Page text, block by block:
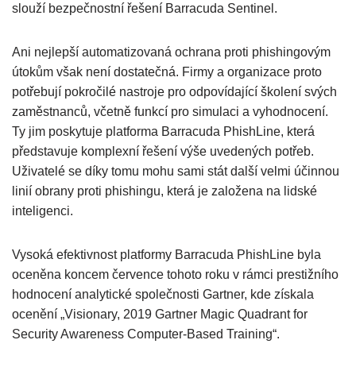
slouží bezpečnostní řešení Barracuda Sentinel.
Ani nejlepší automatizovaná ochrana proti phishingovým
útokům však není dostatečná. Firmy a organizace proto
potřebují pokročilé nastroje pro odpovídající školení svých
zaměstnanců, včetně funkcí pro simulaci a vyhodnocení.
Ty jim poskytuje platforma Barracuda PhishLine, která
představuje komplexní řešení výše uvedených potřeb.
Uživatelé se díky tomu mohu sami stát další velmi účinnou
linií obrany proti phishingu, která je založena na lidské
inteligenci.
Vysoká efektivnost platformy Barracuda PhishLine byla
oceněna koncem července tohoto roku v rámci prestižního
hodnocení analytické společnosti Gartner, kde získala
ocenění „Visionary, 2019 Gartner Magic Quadrant for
Security Awareness Computer-Based Training“.